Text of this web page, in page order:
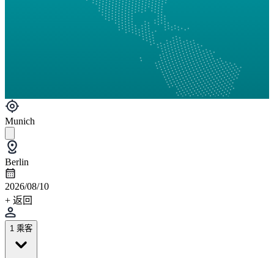
Munich
Berlin
2026/08/10
+ 返回
1 乘客